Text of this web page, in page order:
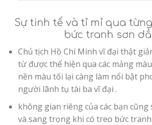
Sự tinh tế và tỉ mỉ qua
bức tranh sơn
Chủ tịch Hồ Chí Minh vĩ đại thật
từ được thể hiện qua các mảng
nền màu tối lại càng làm nổi bật
người lãnh tụ tài ba vĩ đại .
không gian riêng của các bạn
và sang trọng khi có treo bức tranh